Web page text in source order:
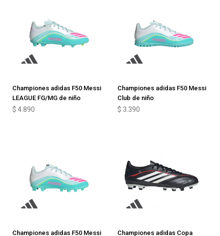
Championes adidas F50 Messi
LEAGUE FG/MG de niño
$ 4.890
Championes adidas F50 Messi
Club de niño
$ 3.390
Championes adidas F50 Messi Championes adidas Copa